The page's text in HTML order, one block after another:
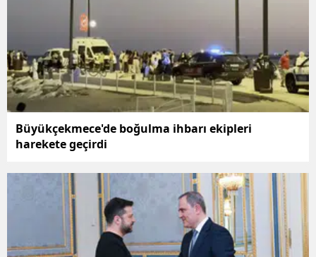
Büyükçekmece'de boğulma ihbarı ekipleri
harekete geçirdi